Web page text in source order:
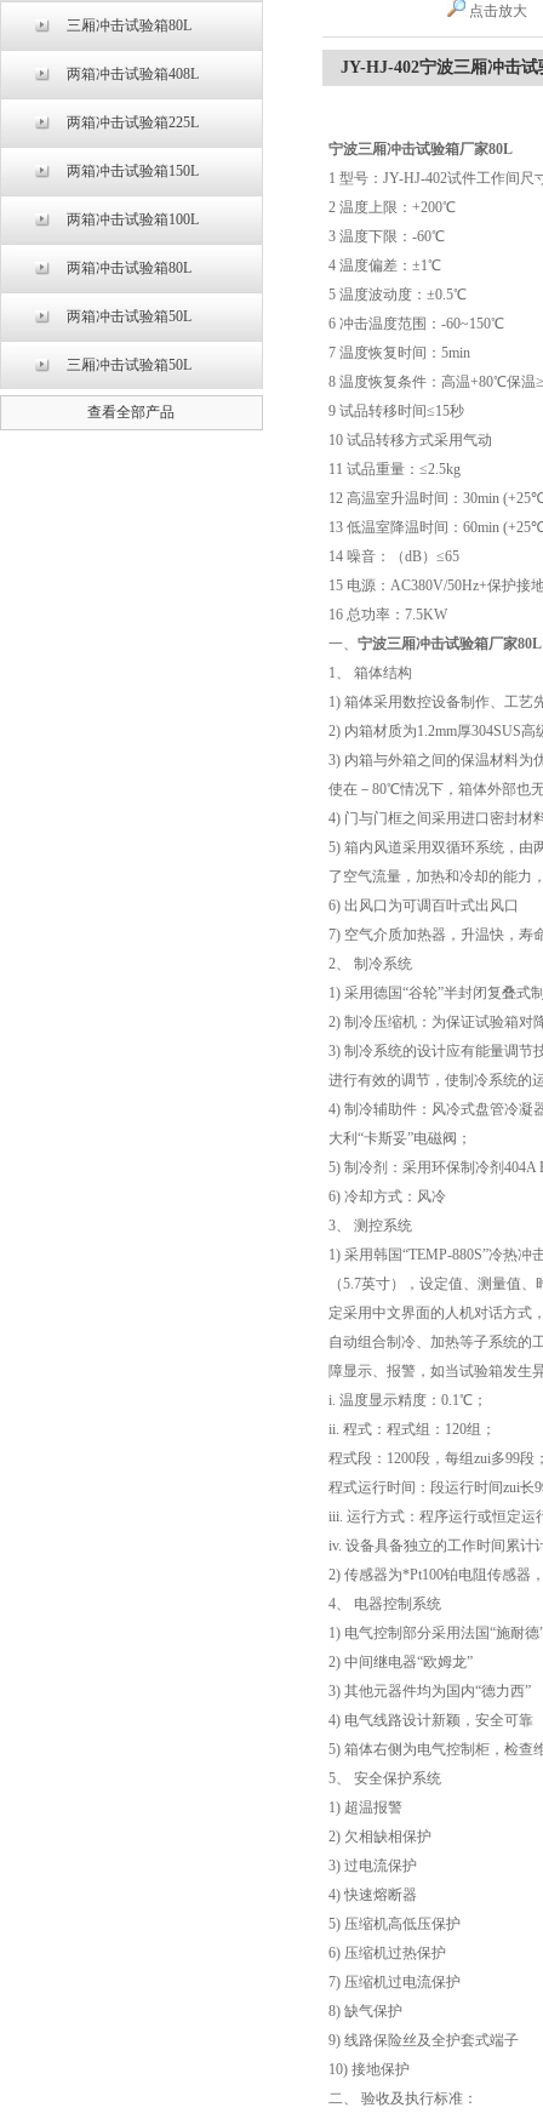
三厢冲击试验箱80L
两箱冲击试验箱408L
两箱冲击试验箱225L
两箱冲击试验箱150L
两箱冲击试验箱100L
两箱冲击试验箱80L
两箱冲击试验箱50L
三厢冲击试验箱50L
查看全部产品
点击放大
JY-HJ-402宁波三厢冲击
宁波三厢冲击试验箱厂家80L
1 型号：JY-HJ-402试件工作间尺
2 温度上限：+200℃
3 温度下限：-60℃
4 温度偏差：±1℃
5 温度波动度：±0.5℃
6 冲击温度范围：-60~150℃
7 温度恢复时间：5min
8 温度恢复条件：高温+80℃保温
9 试品转移时间≤15秒
10 试品转移方式采用气动
11 试品重量：≤2.5kg
12 高温室升温时间：30min
13 低温室降温时间：60min
14 噪音：（dB）≤65
15 电源：AC380V/50Hz+保护接
16 总功率：7.5KW
一、 宁波三厢冲击试验箱厂家80L
1、 箱体结构
1) 箱体采用数控设备制作、工艺
2) 内箱材质为1.2mm厚304SUS
3) 内箱与外箱之间的保温材料为
使在－80℃情况下，箱体外部也
4) 门与门框之间采用进口密封材
5) 箱内风道采用双循环系统，由
了空气流量，加热和冷却的能力
6) 出风口为可调百叶式出风口
7) 空气介质加热器，升温快，寿
2、 制冷系统
1) 采用德国“谷轮”半封闭复叠式
2) 制冷压缩机：为保证试验箱对
3) 制冷系统的设计应有能量调节
进行有效的调节，使制冷系统的
4) 制冷辅助件：风冷式盘管冷凝
大利“卡斯妥”电磁阀；
5) 制冷剂：采用环保制冷剂404A
6) 冷却方式：风冷
3、 测控系统
1) 采用韩国“TEMP-880S”冷热
（5.7英寸），设定值、测量值
定采用中文界面的人机对话方式
自动组合制冷、加热等子系统的
障显示、报警，如当试验箱发生
i. 温度显示精度：0.1℃；
ii. 程式：程式组：120组；
程式段：1200段，每组zui多99段
程式运行时间：段运行时间zui长
iii. 运行方式：程序运行或恒定运
iv. 设备具备独立的工作时间累计
2) 传感器为*Pt100铂电阻传感器
4、 电器控制系统
1) 电气控制部分采用法国“施耐
2) 中间继电器“欧姆龙”
3) 其他元器件均为国内“德力西”
4) 电气线路设计新颖，安全可靠
5) 箱体右侧为电气控制柜，检查
5、 安全保护系统
1) 超温报警
2) 欠相缺相保护
3) 过电流保护
4) 快速熔断器
5) 压缩机高低压保护
6) 压缩机过热保护
7) 压缩机过电流保护
8) 缺气保护
9) 线路保险丝及全护套式端子
10) 接地保护
二、 验收及执行标准：